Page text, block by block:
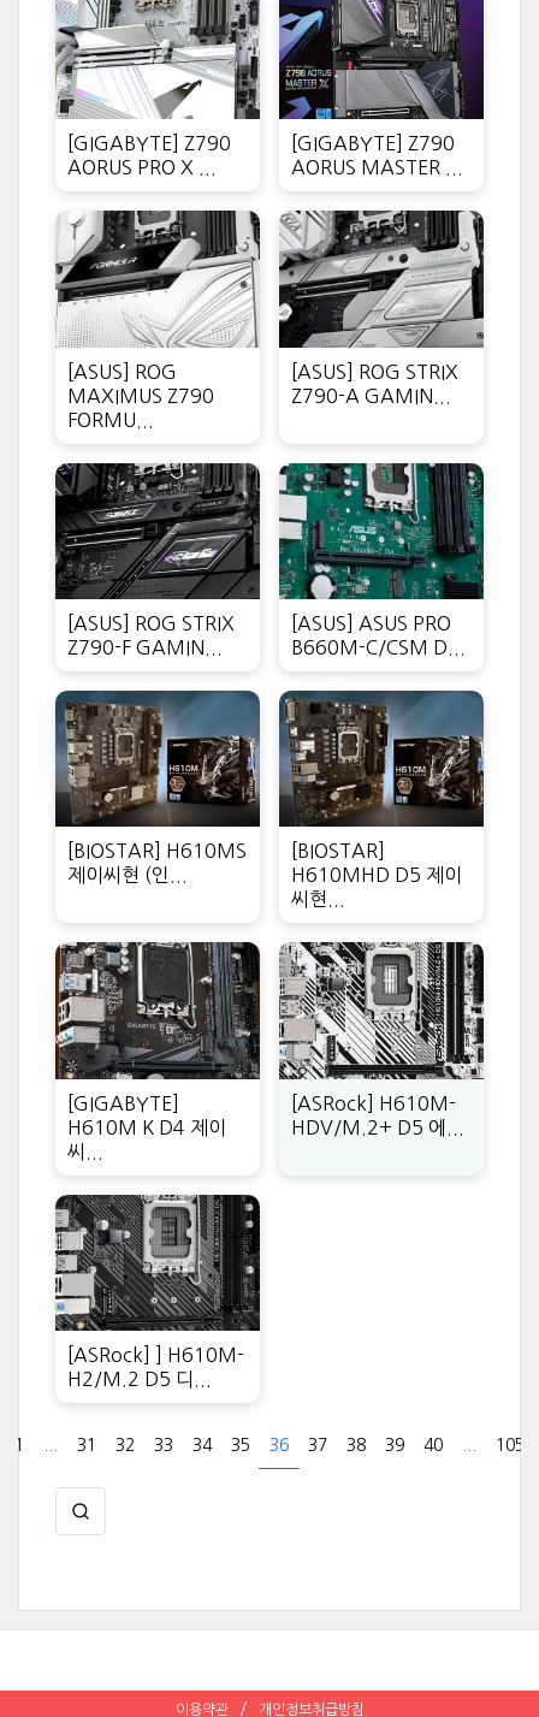
[GIGABYTE] Z790
AORUS PRO X ...
[GIGABYTE] Z790
AORUS MASTER ...
[ASUS] ROG
MAXIMUS Z790
FORMU...
[ASUS] ROG STRIX
Z790-A GAMIN...
[ASUS] ROG STRIX
Z790-F GAMIN...
[ASUS] ASUS PRO
B660M-C/CSM D...
[BIOSTAR] H610MS
제이씨현 (인...
[BIOSTAR]
H610MHD D5 제이
씨현...
[GIGABYTE]
H610M K D4 제이
씨...
[ASRock] H610M-
HDV/M.2+ D5 에...
[ASRock] ] H610M-
H2/M.2 D5 디...
1 31 32 33 34 35 36 37 38 39 40 105
이용약관 개인정보취급방침